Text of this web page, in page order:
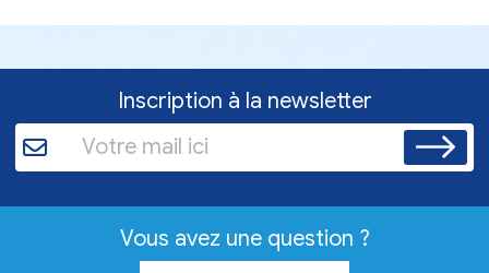
Inscription à la newsletter
Vous avez une question ?